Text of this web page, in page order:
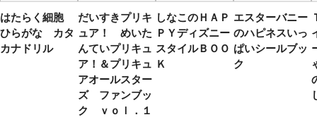
はたらく細胞
ひらがな カタ
カナドリル
だいすきプリキ
ュア！ めいた
んていプリキュ
ア！＆プリキュ
アオールスター
ズ ファンブッ
ク ｖｏｌ．１
しなこのＨＡＰ
ＰＹディズニー
スタイルＢＯＯ
Ｋ
エスターバニー
のハピネスいっ
ぱいシールブッ
ク